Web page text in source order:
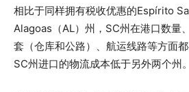
相比于同样拥有税收优惠的Espírito
Alagoas（AL）州，SC州在港口数量
套（仓库和公路）、航运线路等方面
SC州进口的物流成本低于另外两个州。